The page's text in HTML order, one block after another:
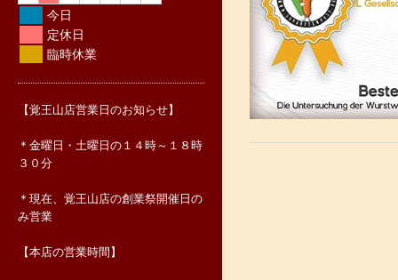
今日
定休日
臨時休業
【覚王山店営業日のお知らせ】
＊金曜日・土曜日の１４時～１８時
３０分
＊現在、覚王山店の創業祭開催日の
み営業
【本店の営業時間】